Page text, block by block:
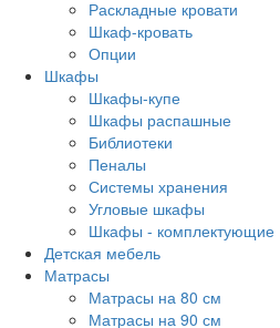
Раскладные кровати
Шкаф-кровать
Опции
Шкафы
Шкафы-купе
Шкафы распашные
Библиотеки
Пеналы
Системы хранения
Угловые шкафы
Шкафы - комплектующие
Детская мебель
Матрасы
Матрасы на 80 см
Матрасы на 90 см